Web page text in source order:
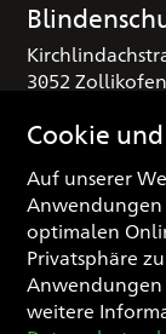
3052 Zollikofen
sekretariat
IBAN: CH03
Cookie
Auf unserer
optimalen
Privatsphäre
weitere